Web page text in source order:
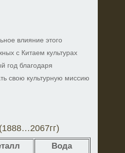
влияние этого
с Китаем культурах
год благодаря
свою культурную миссию
Вода